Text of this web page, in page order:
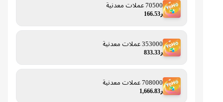
70500 عملات معدنية
ر166.53
353000 عملات معدنية
ر833.33
708000 عملات معدنية
ر1,666.83